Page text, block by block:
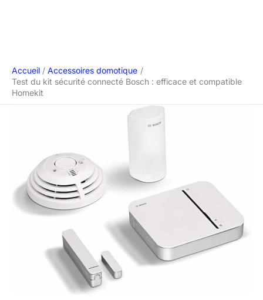
Accueil
Accessoires domotique
Test du kit sécurité connecté Bosch : efficace et compatible
Homekit